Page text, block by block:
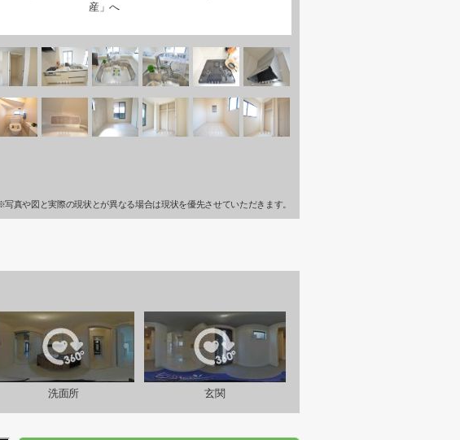
産」へ
写真や図と実際の現状とが異なる場合は現状を優先させていただきます。
洗面所 玄関